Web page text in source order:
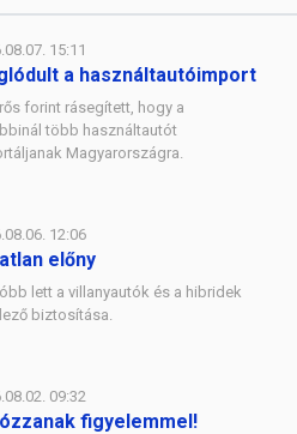
15:11
a használtautóimport
forint rásegített, hogy a
több használtautót
Magyarországra.
12:06
előny
lett a villanyautók és a hibridek
biztosítása.
09:32
figyelemmel!